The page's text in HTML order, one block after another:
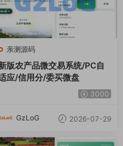
亲测源码
版农产品微交易系统/PC自
应/信用分/委买微盘
3000
GzLoG 2026-07-29